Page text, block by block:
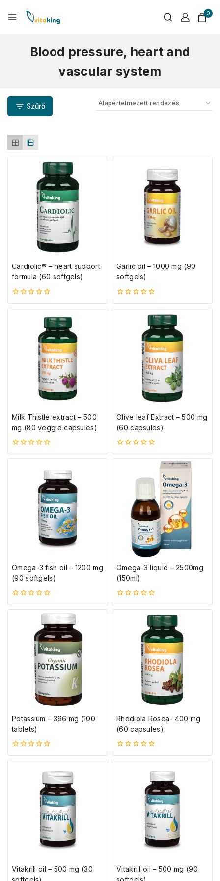
0
Blood pressure, heart and
vascular system
Szűrő
Cardiolic® – heart support
formula (60 softgels)
0
5-
Garlic oil – 1000 mg (90
softgels)
0
5-
Milk Thistle extract – 500
mg (80 veggie capsules)
0
5-
Olive leaf Extract – 500 mg
(60 capsules)
0
5-
Omega-3 fish oil – 1200 mg
(90 softgels)
0
5-
Omega-3 liquid – 2500mg
(150ml)
0
5-
Potassium – 396 mg (100
tablets)
0
5-
Rhodiola Rosea- 400 mg
(60 capsules)
0
5-
Vitakrill oil – 500 mg (30
Vitakrill oil – 500 mg (90